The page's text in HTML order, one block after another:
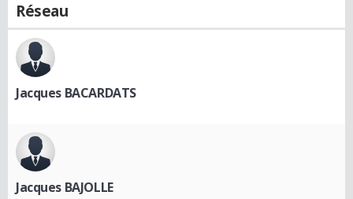
Réseau
Jacques BACARDATS
Jacques BAJOLLE